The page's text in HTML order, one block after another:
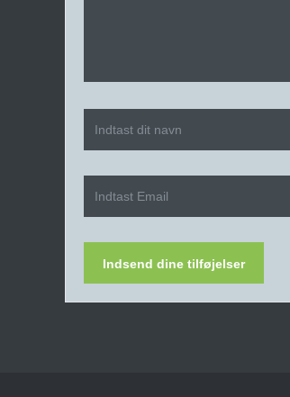
Indsend dine tilføjelser